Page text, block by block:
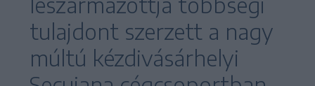
tulajdont szerzett a nagy
múltú kézdivásárhelyi